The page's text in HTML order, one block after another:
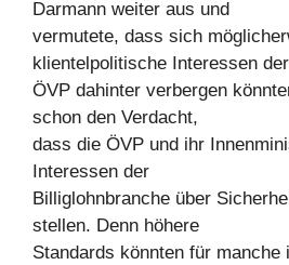
Darmann weiter aus und
vermutete, dass sich
klientelpolitische Interessen der
ÖVP dahinter verbergen
schon den Verdacht,
dass die ÖVP und ihr
Interessen der
Billiglohnbranche über
stellen. Denn höhere
Standards könnten für manche